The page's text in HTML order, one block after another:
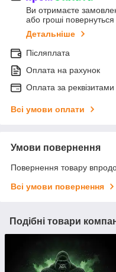
Ви отримаєте
або гроші
Детальніше
Післяплата
Оплата на рахунок
Оплата за реквізитами
Всі умови оплати
Умови повернення
Повернення товару
Всі умови повернення
Подібні товари